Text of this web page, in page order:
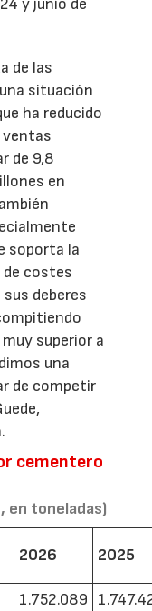
y junio de
de las
situación
ha reducido
ventas
de 9,8
en
soporta la
costes
deberes
superior a
una
de competir
cementero
en toneladas)
2026 2025
1.752.089